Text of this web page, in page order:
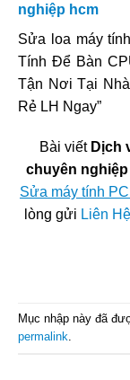
nghiệp hcm
Sửa loa máy
Tính Để Bàn
Tận Nơi Tại
Rẻ LH Ngay”
Bài viết Dịch
chuyên
Sửa máy tính PCI
lòng gửi Liên Hệ
Mục nhập này đã
permalink